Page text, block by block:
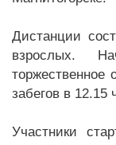
Дистанции
взрослых.
торжественное
забегов в 12.15
Участники